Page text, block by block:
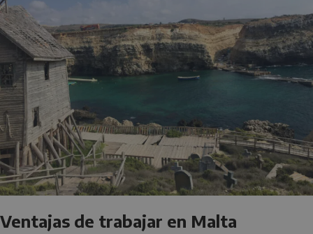
Ventajas de trabajar en Malta